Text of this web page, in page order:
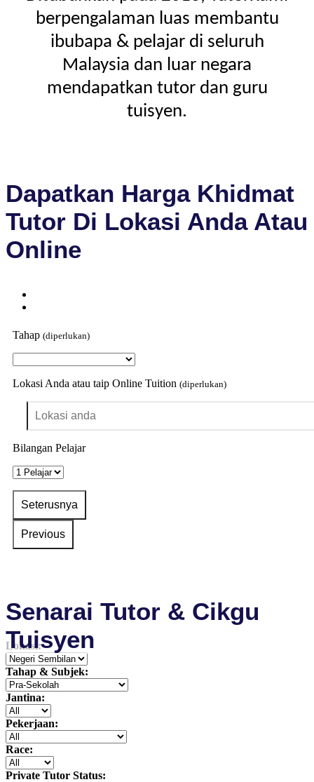
berpengalaman luas membantu
ibubapa & pelajar di seluruh
Malaysia dan luar negara
mendapatkan tutor dan guru
tuisyen.
Dapatkan Harga Khidmat
Tutor Di Lokasi Anda Atau
Online
Tahap (diperlukan)
Lokasi Anda atau taip Online Tuition (diperlukan)
Bilangan Pelajar
Senarai Tutor & Cikgu
Tuisyen
Lokasi:
Tahap & Subjek:
Jantina:
Pekerjaan:
Race:
Private Tutor Status: